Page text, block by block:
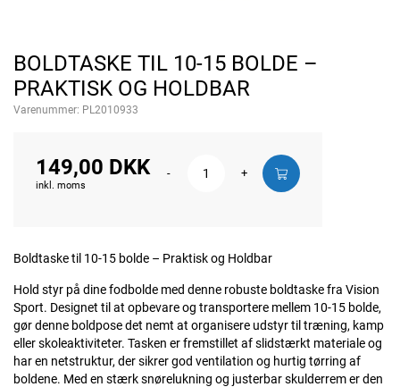
BOLDTASKE TIL 10-15 BOLDE –
PRAKTISK OG HOLDBAR
Varenummer: PL2010933
149,00 DKK
inkl. moms
- +
Boldtaske til 10-15 bolde – Praktisk og Holdbar
Hold styr på dine fodbolde med denne robuste boldtaske fra Vision
Sport. Designet til at opbevare og transportere mellem 10-15 bolde,
gør denne boldpose det nemt at organisere udstyr til træning, kamp
eller skoleaktiviteter. Tasken er fremstillet af slidstærkt materiale og
har en netstruktur, der sikrer god ventilation og hurtig tørring af
boldene. Med en stærk snørelukning og justerbar skulderrem er den